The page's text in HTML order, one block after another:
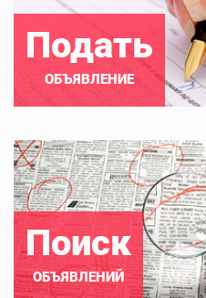
Подать
ОБЪЯВЛЕНИЕ
Поиск
ОБЪЯВЛЕНИЙ